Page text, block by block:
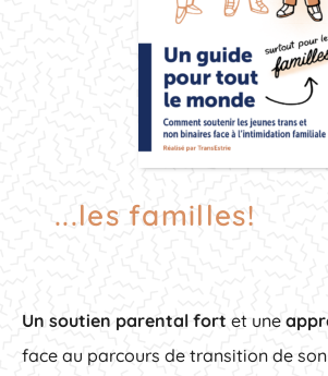
...les familles!
Un soutien parental fort et une
face au parcours de transition de